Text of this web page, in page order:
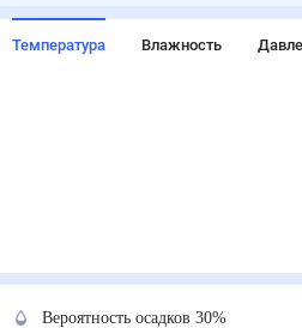
Температура Влажность
Вероятность осадков 30%